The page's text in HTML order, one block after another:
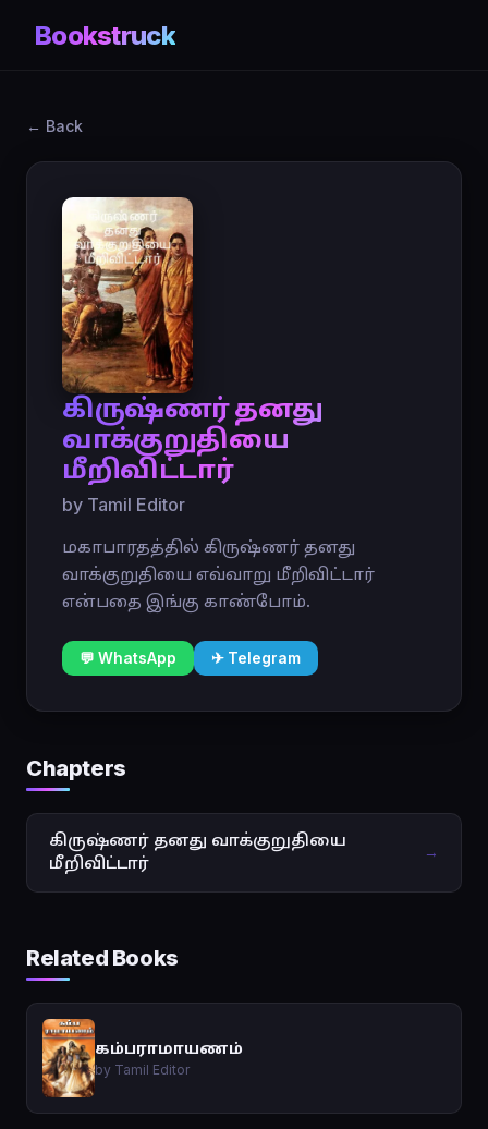
Bookstruck
← Back
கிருஷ்ணர் தனது
வாக்குறுதியை
மீறிவிட்டார்
by Tamil Editor
மகாபாரதத்தில் கிருஷ்ணர் தனது
வாக்குறுதியை எவ்வாறு மீறிவிட்டார்
என்பதை இங்கு காண்போம்.
💬 WhatsApp ✈ Telegram
Chapters
கிருஷ்ணர் தனது வாக்குறுதியை
மீறிவிட்டார்
→
Related Books
கம்பராமாயணம்
by Tamil Editor